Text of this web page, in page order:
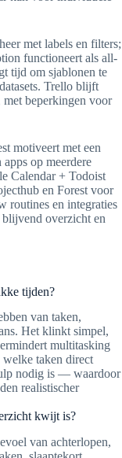
met labels en filters;
functioneert als all-
tijd om sjablonen te
Trello blijft
beperkingen voor
motiveert met een
op meerdere
Calendar + Todoist
en Forest voor
routines en integraties
overzicht en
tijden?
van taken,
Het klinkt simpel,
multitasking
taken direct
nodig is — waardoor
realistischer
kwijt is?
van achterlopen,